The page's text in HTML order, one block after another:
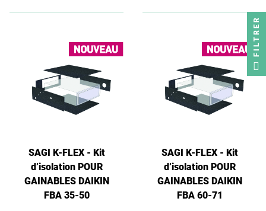
SAGI K-FLEX - Kit
d’isolation POUR
GAINABLES DAIKIN
FBA 35-50
SAGI K-FLEX - Kit
d’isolation POUR
GAINABLES DAIKIN
FBA 60-71
FILTRER